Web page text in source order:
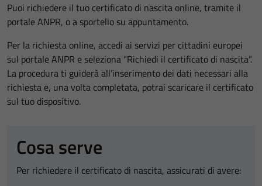
Puoi richiedere il tuo certificato di nascita online, tramite il
portale ANPR, o a sportello su appuntamento.
Per la richiesta online, accedi ai servizi per cittadini europei
sul portale ANPR e seleziona “Richiedi il certificato di nascita”.
La procedura ti guiderà all’inserimento dei dati necessari alla
richiesta e, una volta completata, potrai scaricare il certificato
sul tuo dispositivo.
Cosa serve
Per richiedere il certificato di nascita, assicurati di avere: